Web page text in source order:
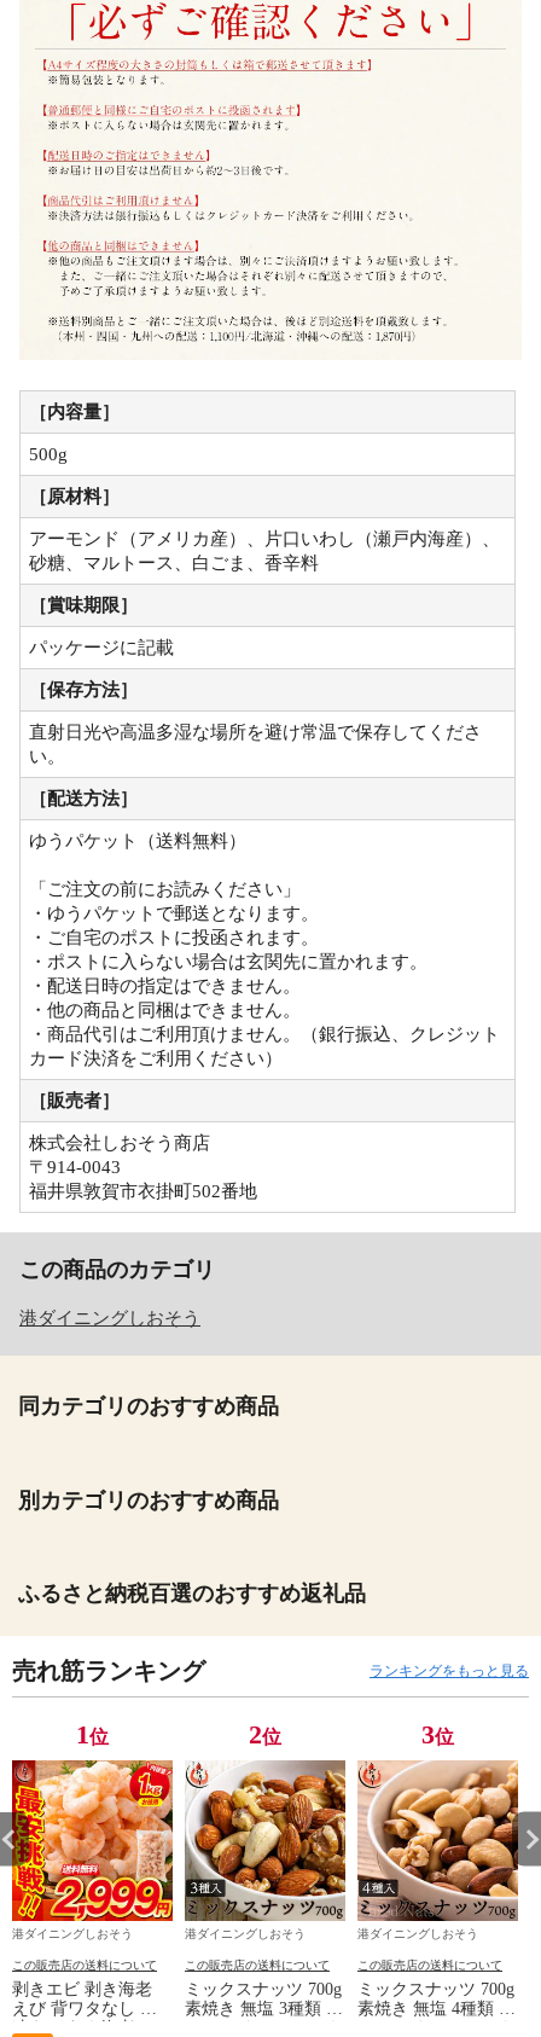
［内容量］
500g
［原材料］
アーモンド（アメリカ産）、片口いわし（瀬戸内海産）、
砂糖、マルトース、白ごま、香辛料
［賞味期限］
パッケージに記載
［保存方法］
直射日光や高温多湿な場所を避け常温で保存してくださ
い。
［配送方法］
ゆうパケット（送料無料）
「ご注文の前にお読みください」
・ゆうパケットで郵送となります。
・ご自宅のポストに投函されます。
・ポストに入らない場合は玄関先に置かれます。
・配送日時の指定はできません。
・他の商品と同梱はできません。
・商品代引はご利用頂けません。（銀行振込、クレジット
カード決済をご利用ください）
［販売者］
株式会社しおそう商店
〒914-0043
福井県敦賀市衣掛町502番地
この商品のカテゴリ
港ダイニングしおそう
同カテゴリのおすすめ商品
別カテゴリのおすすめ商品
ふるさと納税百選のおすすめ返礼品
売れ筋ランキング ランキングをもっと見る
1位
港ダイニングしおそう
この販売店の送料について
剥きエビ 剥き海老
えび 背ワタなし 冷
2位
港ダイニングしおそう
この販売店の送料について
ミックスナッツ 700g
素焼き 無塩 3種類 ア
3位
港ダイニングしおそう
この販売店の送料について
ミックスナッツ 700g
素焼き 無塩 4種類 ア